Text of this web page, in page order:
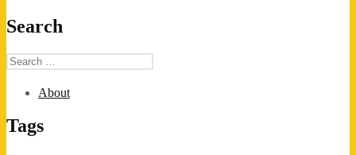
Search
Search
for:
About
Tags